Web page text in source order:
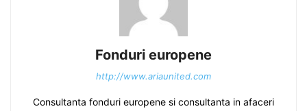
Fonduri europene
http://www.ariaunited.com
Consultanta fonduri europene si consultanta in afaceri